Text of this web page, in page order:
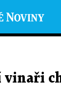
vinaři